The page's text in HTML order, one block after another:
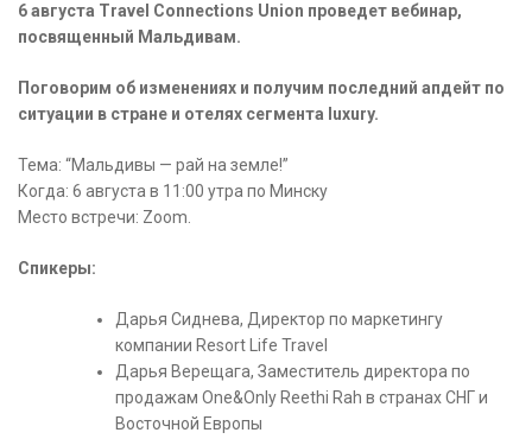
6 августа Travel Connections Union проведет вебинар,
посвященный Мальдивам.
Поговорим об изменениях и получим последний апдейт по
ситуации в стране и отелях сегмента luxury.
Тема: “Мальдивы — рай на земле!”
Когда: 6 августа в 11:00 утра по Минску
Место встречи: Zoom.
Спикеры:
Дарья Сиднева, Директор по маркетингу
компании Resort Life Travel
Дарья Верещага, Заместитель директора по
продажам One&Only Reethi Rah в странах СНГ и
Восточной Европы